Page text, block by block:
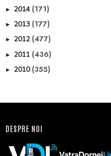
► 2014 (171)
► 2013 (177)
► 2012 (477)
► 2011 (436)
► 2010 (355)
DESPRE NOI